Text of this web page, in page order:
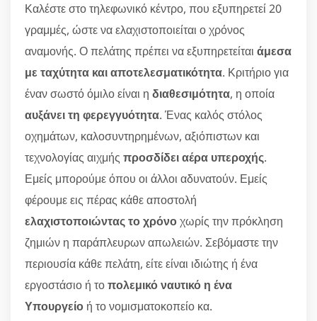
Καλέστε στο τηλεφωνικό κέντρο, που εξυπηρετεί 20
γραμμές, ώστε να ελαχιστοποιείται ο χρόνος
αναμονής. Ο πελάτης πρέπει να εξυπηρετείται άμεσα
με ταχύτητα και αποτελεσματικότητα. Κριτήριο για
έναν σωστό όμιλο είναι η διαθεσιμότητα, η οποία
αυξάνει τη φερεγγυότητα. Ένας καλός στόλος
οχημάτων, καλοσυντηρημένων, αξιόπιστων και
τεχνολογίας αιχμής προσδίδει αέρα υπεροχής.
Εμείς μπορούμε όπου οι άλλοι αδυνατούν. Εμείς
φέρουμε εις πέρας κάθε αποστολή
ελαχιστοποιώντας το χρόνοχωρίς την πρόκληση
ζημιών η παράπλευρων απωλειών. Σεβόμαστε την
περιουσία κάθε πελάτη, είτε είναι ιδιώτης ή ένα
εργοστάσιο ή τοπολεμικό ναυτικό η ένα
Υπουργείο ή το νομισματοκοπείο κα.